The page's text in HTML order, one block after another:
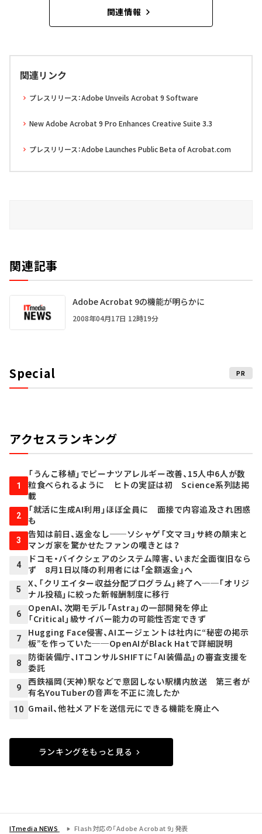
関連情報
関連リンク
プレスリリース：Adobe Unveils Acrobat 9 Software
New Adobe Acrobat 9 Pro Enhances Creative Suite 3.3
プレスリリース：Adobe Launches Public Beta of Acrobat.com
関連記事
Adobe Acrobat 9の機能が明らかに
2008年04月17日 12時19分
Special PR
アクセスランキング
1
「うんこ移植」でピーナツアレルギー改善、15人中6人が数
粒食べられるように ヒトの実証は初 Science系列誌掲
載
2
「就活に生成AI利用」ほぼ全員に 面接で内容追及され困惑
も
3
告知は前日、返金なし──ソシャゲ「文マヨ」サ終の顛末と
マンガ家を驚かせたファンの嘆きとは？
4
ドコモ・バイクシェアのシステム障害、いまだ全面復旧なら
ず 8月1日以降の利用者には「全額返金」へ
5
X、「クリエイター収益分配プログラム」終了へ──「オリジ
ナル投稿」に絞った新報酬制度に移行
6
OpenAI、次期モデル「Astra」の一部開発を停止
「Critical」級サイバー能力の可能性否定できず
7
Hugging Face侵害、AIエージェントは社内に“秘密の掲示
板”を作っていた──OpenAIがBlack Hatで詳細説明
8
防衛装備庁、ITコンサルSHIFTに「AI装備品」の審査支援を
委託
9
西鉄福岡（天神）駅などで意図しない駅構内放送 第三者が
有名YouTuberの音声を不正に流したか
10 Gmail、他社メアドを送信元にできる機能を廃止へ
ランキングをもっと見る
ITmedia NEWS Flash対応の「Adobe Acrobat 9」発表